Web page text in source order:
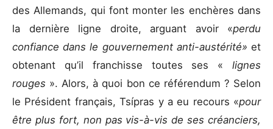
des Allemands, qui font monter les enchères dans
la dernière ligne droite, arguant avoir «perdu
confiance dans le gouvernement anti-austérité» et
obtenant qu’il franchisse toutes ses « lignes
rouges ». Alors, à quoi bon ce référendum ? Selon
le Président français, Tsípras y a eu recours «pour
être plus fort, non pas vis-à-vis de ses créanciers,